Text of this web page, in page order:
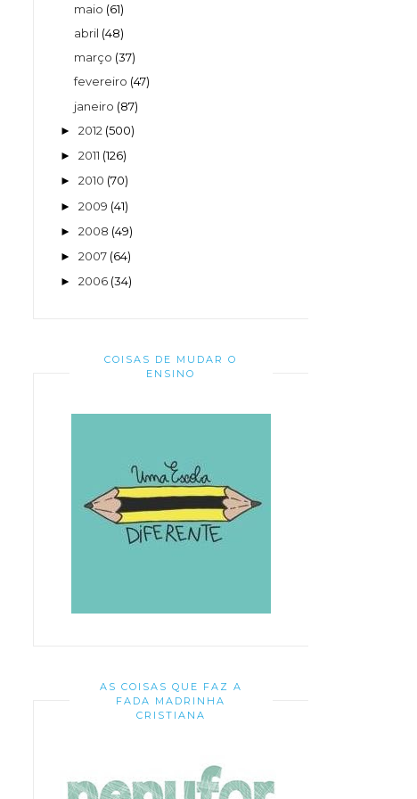
maio (61)
abril (48)
março (37)
fevereiro (47)
janeiro (87)
► 2012 (500)
► 2011 (126)
► 2010 (70)
► 2009 (41)
► 2008 (49)
► 2007 (64)
► 2006 (34)
COISAS DE MUDAR O
ENSINO
AS COISAS QUE FAZ A
FADA MADRINHA
CRISTIANA